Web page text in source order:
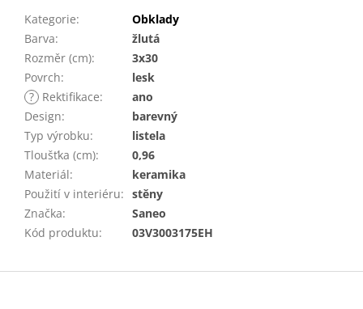
Kategorie:
Obklady
Barva:
žlutá
Rozměr (cm):
3x30
Povrch:
lesk
? Rektifikace:
ano
Design:
barevný
Typ výrobku:
listela
Tloušťka (cm):
0,96
Materiál:
keramika
Použití v interiéru: stěny
Značka:
Saneo
Kód produktu: 03V3003175EH
Z